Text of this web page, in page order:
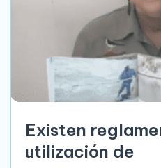
Existen
utilización de